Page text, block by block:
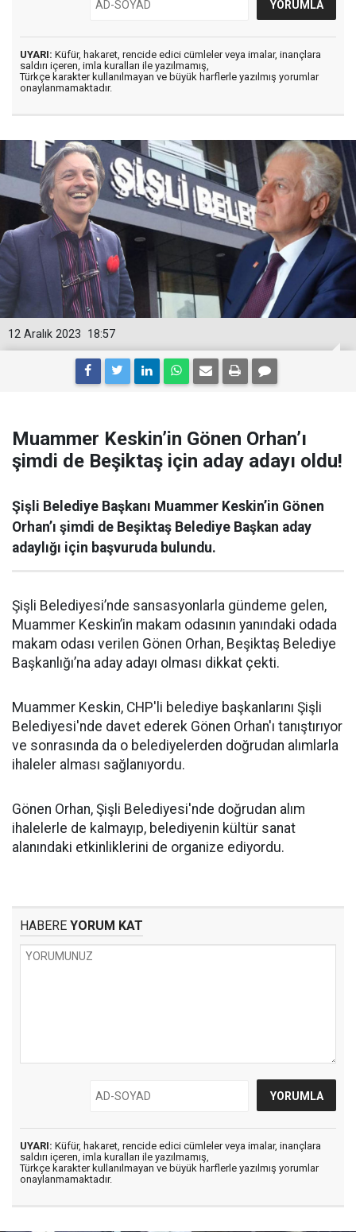
UYARI: Küfür, hakaret, rencide edici cümleler veya imalar, inançlara
saldırı içeren, imla kuralları ile yazılmamış,
Türkçe karakter kullanılmayan ve büyük harflerle yazılmış yorumlar
onaylanmamaktadır.
18:57
12 Aralık 2023
Muammer Keskin’in Gönen Orhan’ı
şimdi de Beşiktaş için aday adayı oldu!
Şişli Belediye Başkanı Muammer Keskin’in Gönen
Orhan’ı şimdi de Beşiktaş Belediye Başkan aday
adaylığı için başvuruda bulundu.
Şişli Belediyesi’nde sansasyonlarla gündeme gelen,
Muammer Keskin’in makam odasının yanındaki odada
makam odası verilen Gönen Orhan, Beşiktaş Belediye
Başkanlığı’na aday adayı olması dikkat çekti.
Muammer Keskin, CHP'li belediye başkanlarını Şişli
Belediyesi'nde davet ederek Gönen Orhan'ı tanıştırıyor
ve sonrasında da o belediyelerden doğrudan alımlarla
ihaleler alması sağlanıyordu.
Gönen Orhan, Şişli Belediyesi'nde doğrudan alım
ihalelerle de kalmayıp, belediyenin kültür sanat
alanındaki etkinliklerini de organize ediyordu.
HABERE YORUM KAT
UYARI: Küfür, hakaret, rencide edici cümleler veya imalar, inançlara
saldırı içeren, imla kuralları ile yazılmamış,
Türkçe karakter kullanılmayan ve büyük harflerle yazılmış yorumlar
onaylanmamaktadır.